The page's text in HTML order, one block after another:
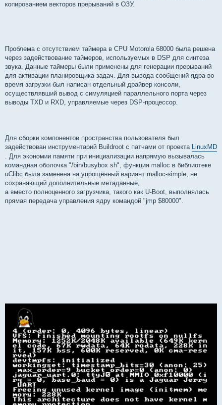
копированием векторов прерываний в ОЗУ.
Проблема с отсутствием таймера в CPU Motorola 68000 была решена
через задействование таймеров, используемых в DSP для синтеза
звука. Данные таймеры были применены для генерации прерываний
для активации планировщика задач. Для вывода сообщений ядра во
время загрузки был написан отдельный драйвер консоли,
осуществлявший вывод с симуляцией параллельного порта через
выводы TXD и RXD, управляемые через DSP-процессор.
Для сборки компонентов пространства пользователя был
задействован инструментарий Buildroot с патчами от проекта LinuxMD
. Для экономии памяти при инициализации напрямую вызывалась
командная оболочка "/bin/busybox sh", функция malloc в библиотеке
uClibc была заменена на упрощённый вариант malloc-simple, не
сохраняющий дополнительные метаданные,
а вместо полноценного загрузчика, такого как U-Boot, выполнялась
прямая передача управления ядру командой "jmp $80000".